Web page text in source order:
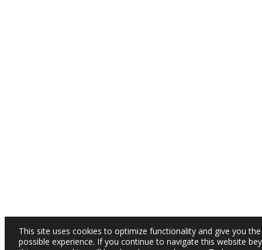
This site uses cookies to optimize functionality and give you
possible experience. If you continue to navigate this website